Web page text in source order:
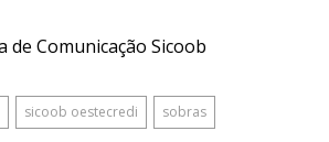
de Comunicação Sicoob
sicoob oestecredi sobras